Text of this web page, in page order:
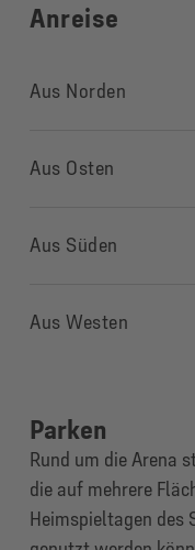
Anreise
Aus Norden
Aus Osten
Aus Süden
Aus Westen
Parken
Rund um die Arena
die auf mehrere
Heimspieltagen des